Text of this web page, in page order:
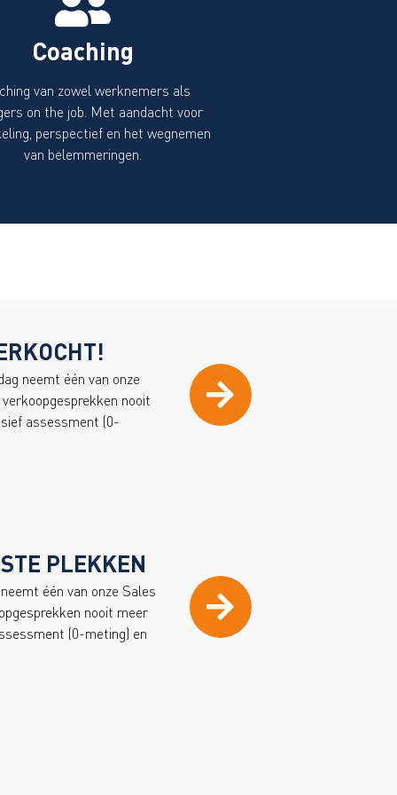
Coaching
van zowel werknemers als
on the job. Met aandacht voor
perspectief en het wegnemen
van belemmeringen.
neemt één van onze
nooit
assessment (0-
PLEKKEN
één van onze Sales
nooit meer
(0-meting) en